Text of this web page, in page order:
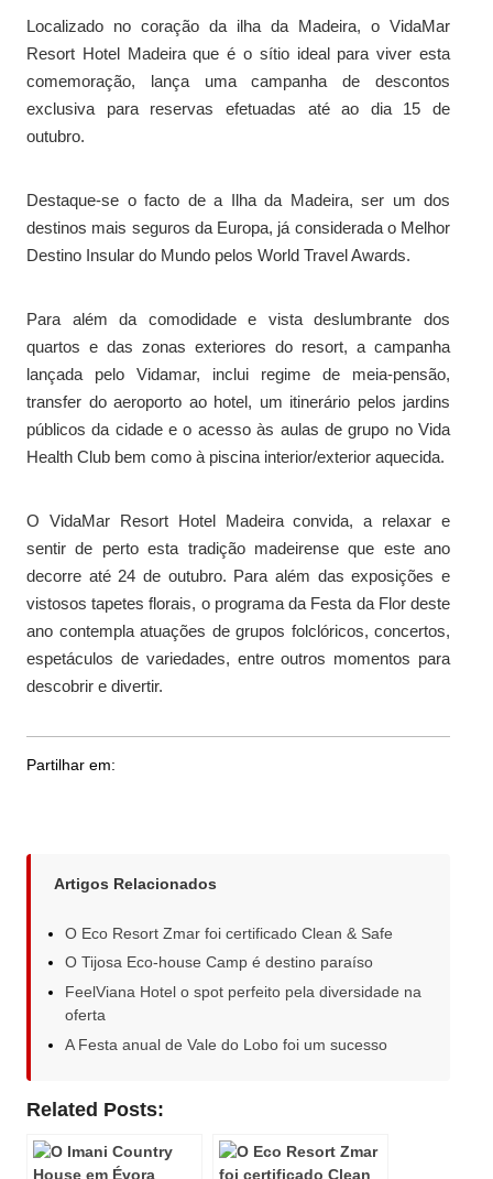
Localizado no coração da ilha da Madeira, o VidaMar
Resort Hotel Madeira que é o sítio ideal para viver esta
comemoração, lança uma campanha de descontos
exclusiva para reservas efetuadas até ao dia 15 de
outubro.
Destaque-se o facto de a Ilha da Madeira, ser um dos
destinos mais seguros da Europa, já considerada o Melhor
Destino Insular do Mundo pelos World Travel Awards.
Para além da comodidade e vista deslumbrante dos
quartos e das zonas exteriores do resort, a campanha
lançada pelo Vidamar, inclui regime de meia-pensão,
transfer do aeroporto ao hotel, um itinerário pelos jardins
públicos da cidade e o acesso às aulas de grupo no Vida
Health Club bem como à piscina interior/exterior aquecida.
O VidaMar Resort Hotel Madeira convida, a relaxar e
sentir de perto esta tradição madeirense que este ano
decorre até 24 de outubro. Para além das exposições e
vistosos tapetes florais, o programa da Festa da Flor deste
ano contempla atuações de grupos folclóricos, concertos,
espetáculos de variedades, entre outros momentos para
descobrir e divertir.
Partilhar em:
Artigos Relacionados
O Eco Resort Zmar foi certificado Clean & Safe
O Tijosa Eco-house Camp é destino paraíso
FeelViana Hotel o spot perfeito pela diversidade na
oferta
A Festa anual de Vale do Lobo foi um sucesso
Related Posts: